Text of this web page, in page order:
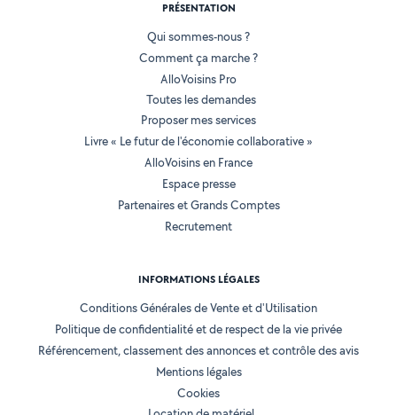
PRÉSENTATION
Qui sommes-nous ?
Comment ça marche ?
AlloVoisins Pro
Toutes les demandes
Proposer mes services
Livre « Le futur de l'économie collaborative »
AlloVoisins en France
Espace presse
Partenaires et Grands Comptes
Recrutement
INFORMATIONS LÉGALES
Conditions Générales de Vente et d'Utilisation
Politique de confidentialité et de respect de la vie privée
Référencement, classement des annonces et contrôle des avis
Mentions légales
Cookies